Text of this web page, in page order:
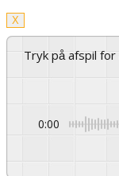
X
Tryk på afspil
0:00